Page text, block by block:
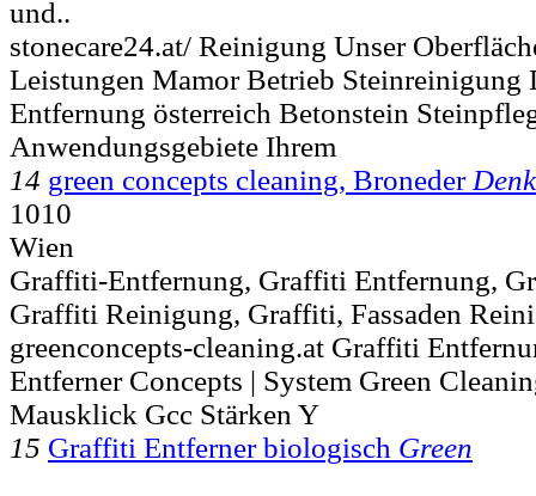
und..
stonecare24.at/ Reinigung Unser
Leistungen Mamor Betrieb
Entfernung österreich Betonstein
Anwendungsgebiete Ihrem
14 green concepts cleaning, Broneder
1010
Wien
Graffiti-Entfernung, Graffiti Entfernung,
Graffiti Reinigung, Graffiti, Fassaden
greenconcepts-cleaning.at Graffiti
Entferner Concepts | System Green
Mausklick Gcc Stärken Y
15 Graffiti Entferner biologisch Green